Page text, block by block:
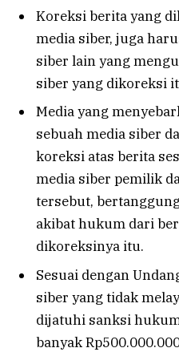
Koreksi berita yang
media siber, juga
siber lain yang
siber yang dikoreksi
Media yang
sebuah media siber
koreksi atas berita
media siber pemilik
tersebut,
akibat hukum dari
dikoreksinya itu.
Sesuai dengan
siber yang tidak
dijatuhi sanksi
banyak